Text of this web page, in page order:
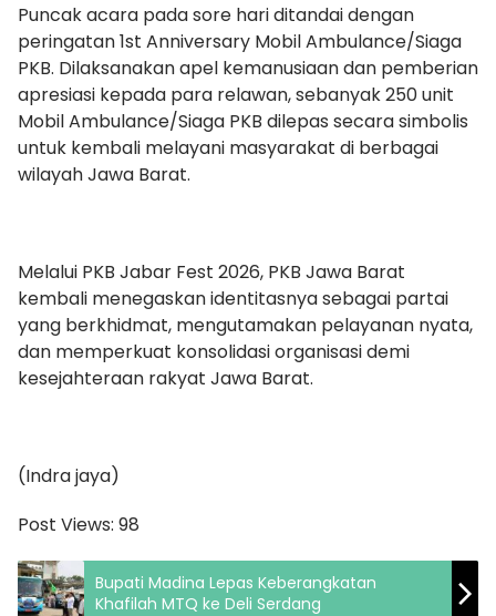
Puncak acara pada sore hari ditandai dengan
peringatan 1st Anniversary Mobil Ambulance/Siaga
PKB. Dilaksanakan apel kemanusiaan dan pemberian
apresiasi kepada para relawan, sebanyak 250 unit
Mobil Ambulance/Siaga PKB dilepas secara simbolis
untuk kembali melayani masyarakat di berbagai
wilayah Jawa Barat.
Melalui PKB Jabar Fest 2026, PKB Jawa Barat
kembali menegaskan identitasnya sebagai partai
yang berkhidmat, mengutamakan pelayanan nyata,
dan memperkuat konsolidasi organisasi demi
kesejahteraan rakyat Jawa Barat.
(Indra jaya)
Post Views: 98
Bupati Madina Lepas Keberangkatan
Khafilah MTQ ke Deli Serdang